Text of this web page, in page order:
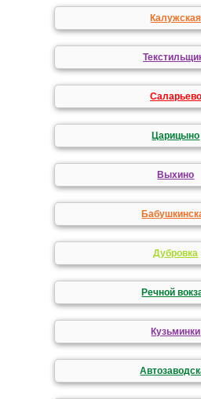
Калужская
Саларьево
Царицыно
Выхино
Дубровка
Речной
Кузьминки